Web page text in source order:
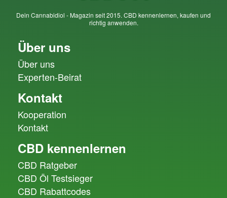
Dein Cannabidiol - Magazin seit 2015. CBD kennenlernen, kaufen und
richtig anwenden.
Über uns
Über uns
Experten-Beirat
Kontakt
Kooperation
Kontakt
CBD kennenlernen
CBD Ratgeber
CBD Öl Testsieger
CBD Rabattcodes